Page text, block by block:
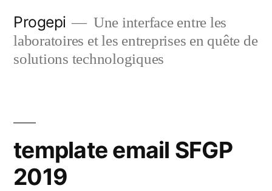
content
Progepi
Une interface entre les
laboratoires et les entreprises en quête de
solutions technologiques
template email SFGP
2019